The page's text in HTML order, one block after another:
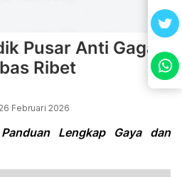
Pusar Anti Gagal:
Ribet
Februari 2026
Lengkap Gaya dan